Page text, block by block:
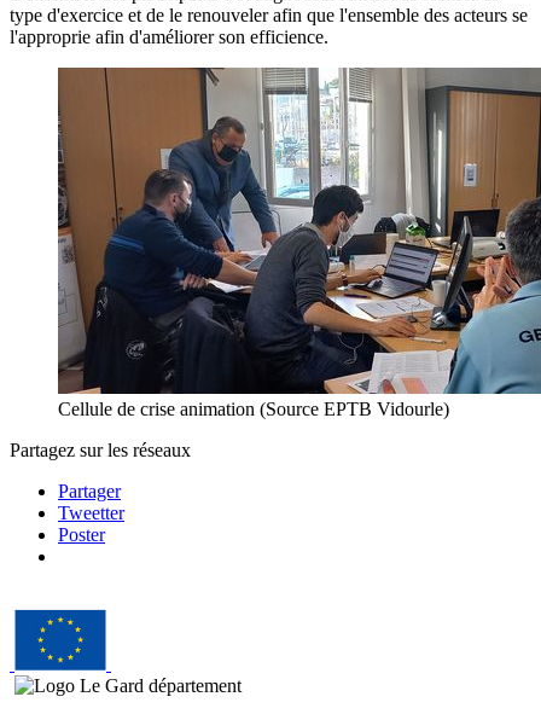
type d'exercice et de le renouveler afin que l'ensemble des acteurs se
l'approprie afin d'améliorer son efficience.
Cellule de crise animation (Source EPTB Vidourle)
Partagez sur les réseaux
Partager
Tweetter
Poster